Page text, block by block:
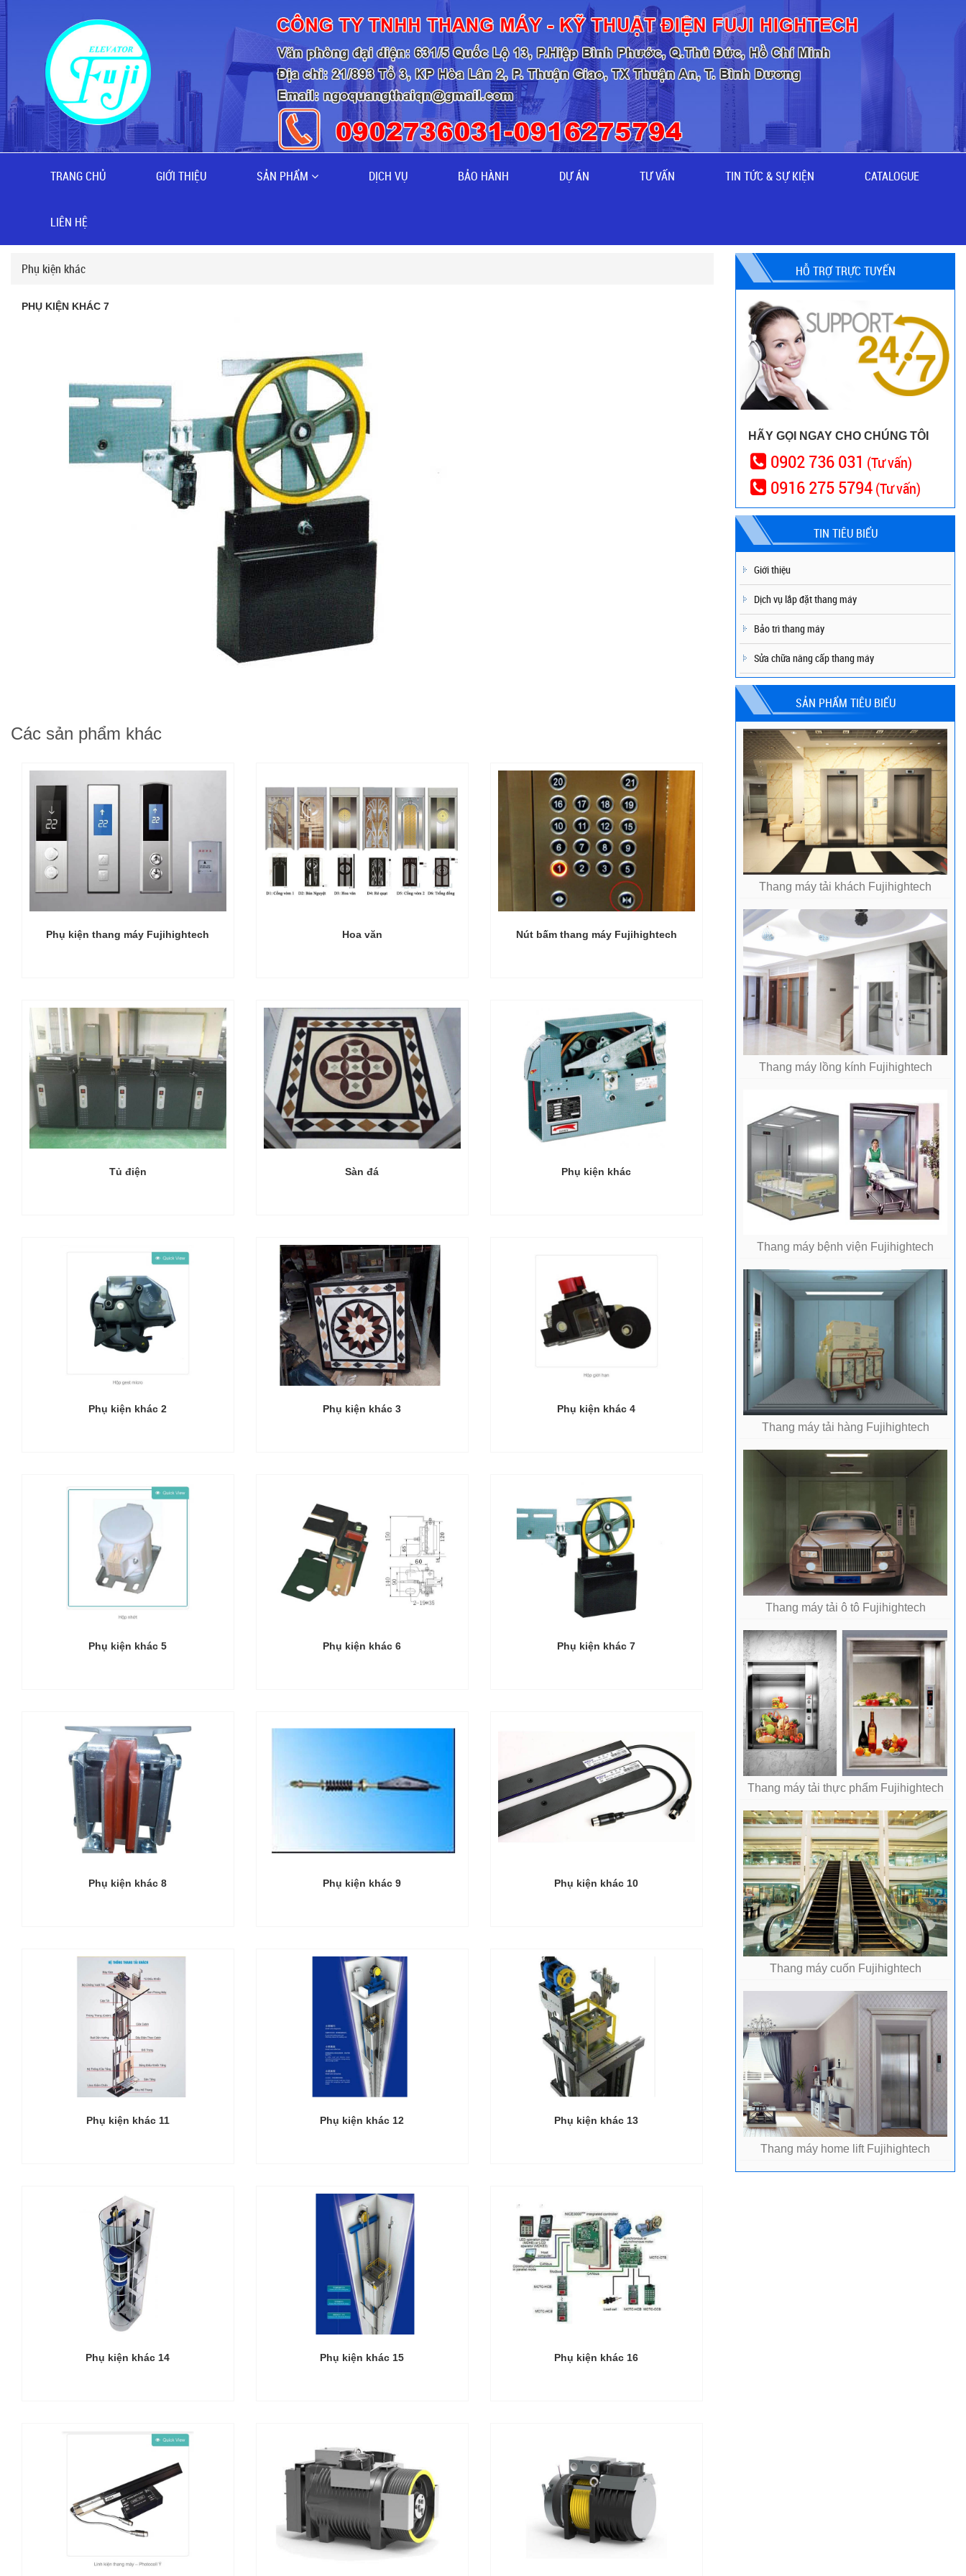
TRANG CHỦ GIỚI THIỆU SẢN PHẨM DỊCH VỤ BẢO HÀNH DỰ ÁN TƯ VẤN TIN TỨC & SỰ KIỆN CATALOGUE
LIÊN HỆ
Phụ kiện khác
PHỤ KIỆN KHÁC 7
Các sản phẩm khác
Phụ kiện thang máy Fujihightech Hoa văn Nút bấm thang máy Fujihightech
Tủ điện Sàn đá Phụ kiện khác
Phụ kiện khác 2 Phụ kiện khác 3 Phụ kiện khác 4
Phụ kiện khác 5 Phụ kiện khác 6 Phụ kiện khác 7
Phụ kiện khác 8 Phụ kiện khác 9 Phụ kiện khác 10
Phụ kiện khác 11 Phụ kiện khác 12 Phụ kiện khác 13
Phụ kiện khác 14 Phụ kiện khác 15 Phụ kiện khác 16
HỖ TRỢ TRỰC TUYẾN
HÃY GỌI NGAY CHO CHÚNG TÔI
0902 736 031 (Tư vấn)
0916 275 5794(Tư vấn)
TIN TIÊU BIỂU
Giới thiệu
Dịch vụ lắp đặt thang máy
Bảo trì thang máy
Sửa chữa nâng cấp thang máy
SẢN PHẨM TIÊU BIỂU
Thang máy tải khách Fujihightech
Thang máy lồng kính Fujihightech
Thang máy bệnh viện Fujihightech
Thang máy tải hàng Fujihightech
Thang máy tải ô tô Fujihightech
Thang máy tải thực phẩm Fujihightech
Thang máy cuốn Fujihightech
Thang máy home lift Fujihightech